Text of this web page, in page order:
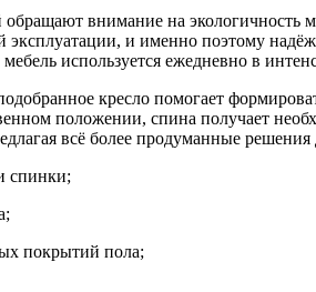
внимание на экологичность
эксплуатации, и именно поэтому
используется ежедневно в
кресло помогает
положении, спина получает
всё более продуманные
спинки;
покрытий пола;